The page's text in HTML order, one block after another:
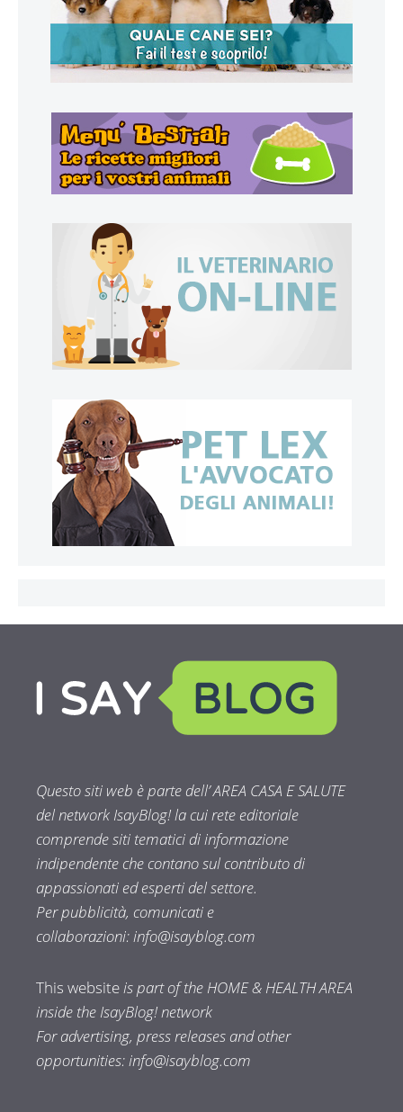
Questo siti web è parte dell’ AREA CASA E SALUTE
del network IsayBlog! la cui rete editoriale
comprende siti tematici di informazione
indipendente che contano sul contributo di
appassionati ed esperti del settore.
Per pubblicità, comunicati e
collaborazioni: info@isayblog.com
This website is part of the HOME & HEALTH AREA
inside the IsayBlog! network
For advertising, press releases and other
opportunities: info@isayblog.com